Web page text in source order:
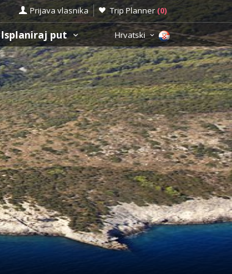
Prijava vlasnika Trip Planner (0)
Isplaniraj put Hrvatski